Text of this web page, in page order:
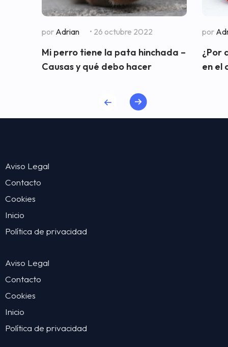
por Adrian • 26 octubre 2022
Mi perro tiene la pata hinchada –
Causas y qué debo hacer
por
¿Por
en el
Aviso Legal
Contacto
Cookies
Inicio
Política de privacidad
Aviso Legal
Contacto
Cookies
Inicio
Política de privacidad